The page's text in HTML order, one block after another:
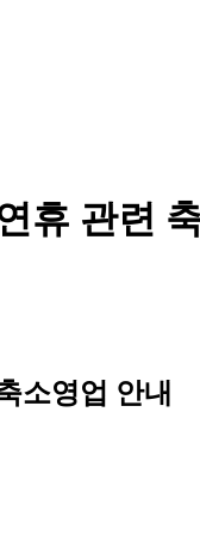
휴 관련
소영업 안내